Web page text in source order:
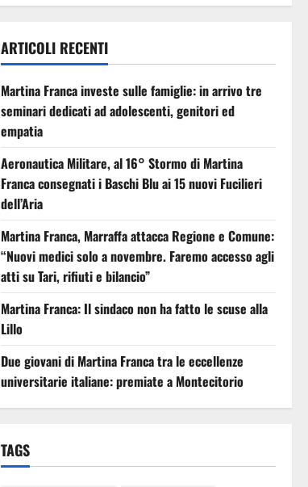
ARTICOLI RECENTI
Martina Franca investe sulle famiglie: in arrivo tre
seminari dedicati ad adolescenti, genitori ed
empatia
Aeronautica Militare, al 16° Stormo di Martina
Franca consegnati i Baschi Blu ai 15 nuovi Fucilieri
dell’Aria
Martina Franca, Marraffa attacca Regione e Comune:
“Nuovi medici solo a novembre. Faremo accesso agli
atti su Tari, rifiuti e bilancio”
Martina Franca: Il sindaco non ha fatto le scuse alla
Lillo
Due giovani di Martina Franca tra le eccellenze
universitarie italiane: premiate a Montecitorio
TAGS